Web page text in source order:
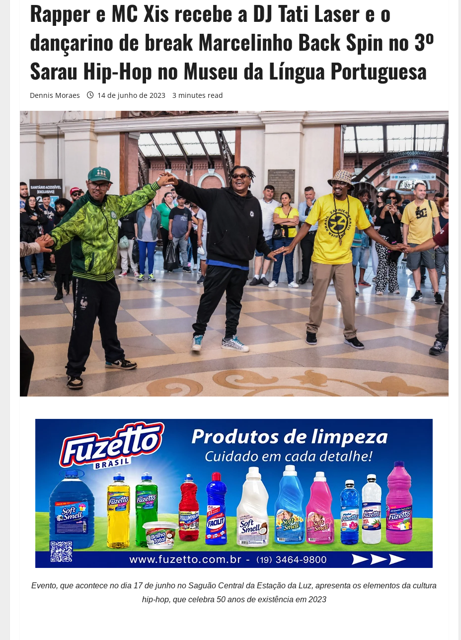
Rapper e MC Xis recebe a DJ Tati Laser e o
dançarino de break Marcelinho Back Spin no 3º
Sarau Hip-Hop no Museu da Língua Portuguesa
Dennis Moraes 14 de junho de 2023 3 minutes read
Evento, que acontece no dia 17 de junho no Saguão Central da Estação da Luz, apresenta os elementos da cultura
hip-hop, que celebra 50 anos de existência em 2023